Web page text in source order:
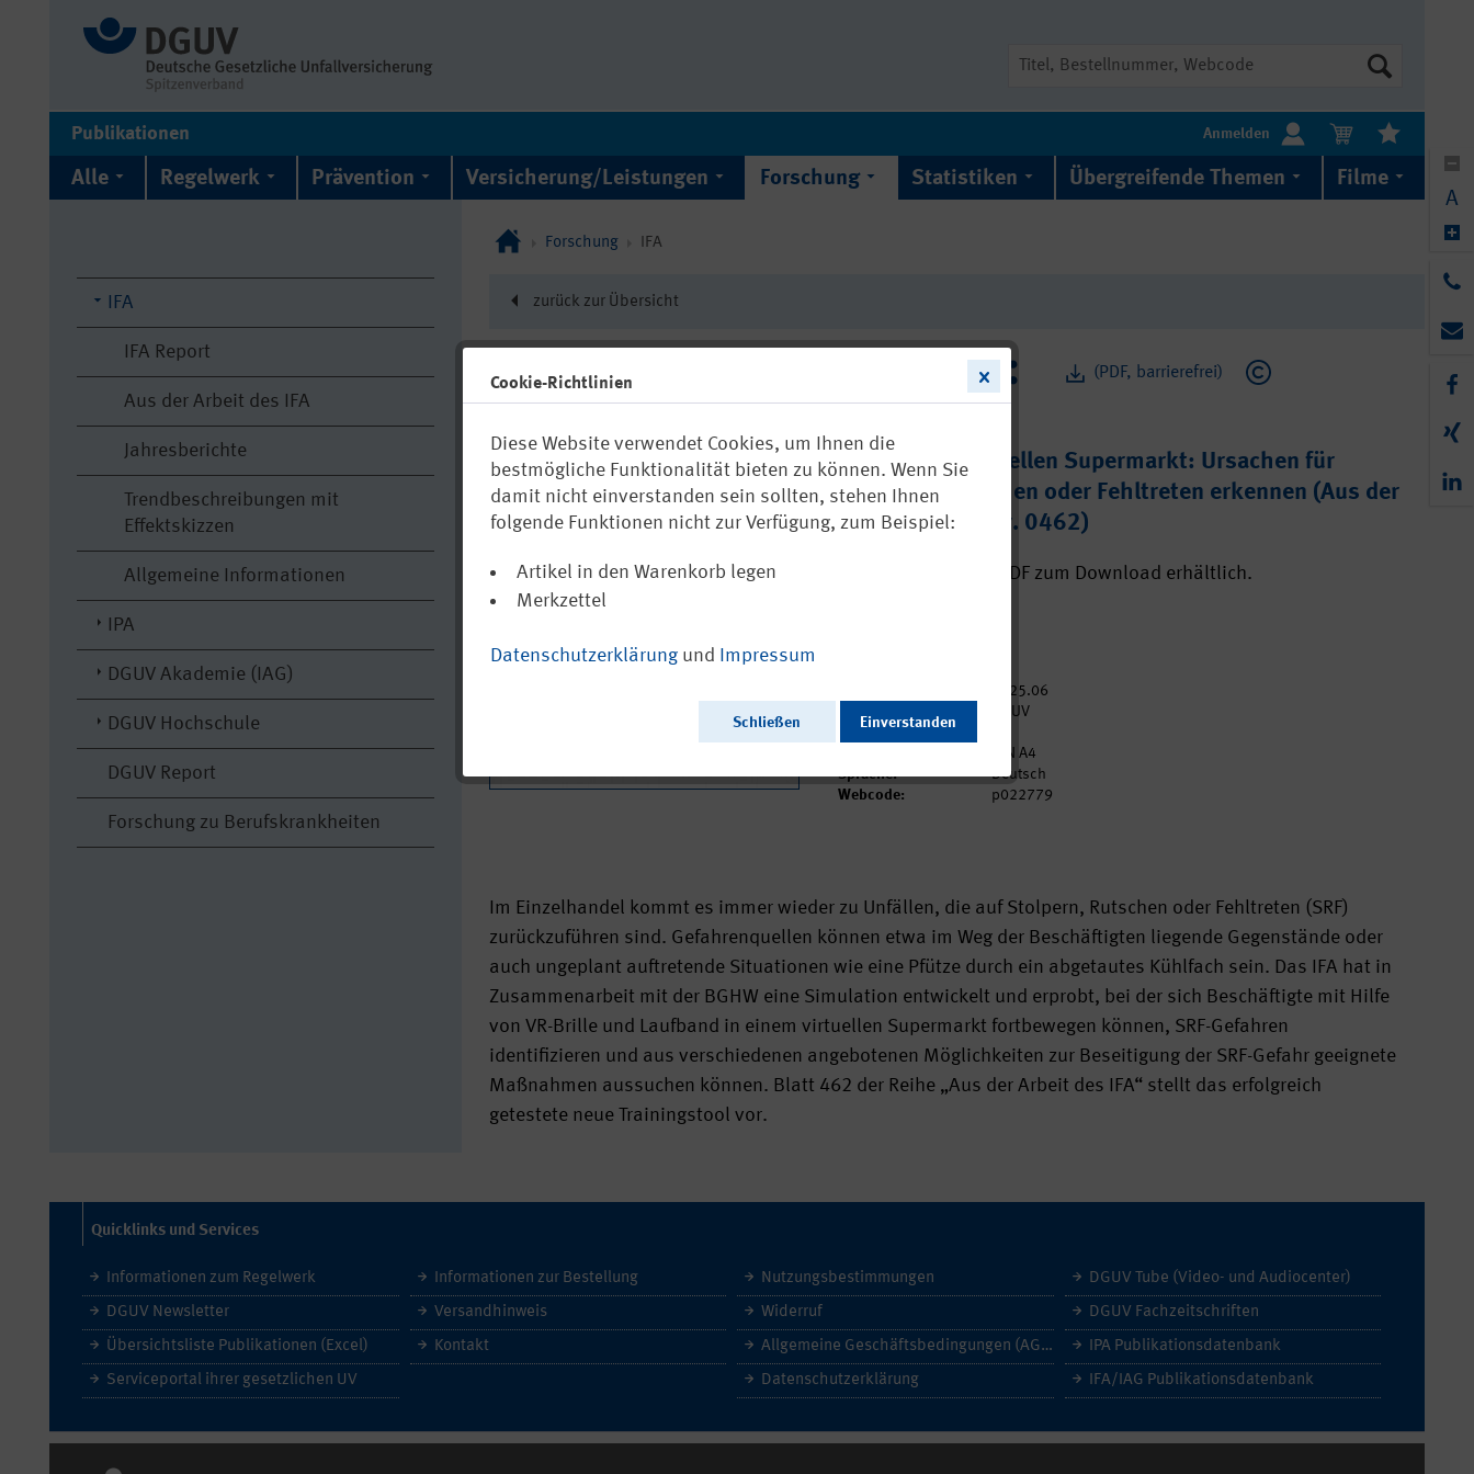
Publikationen Anmelden
Alle Regelwerk Prävention Versicherung/Leistungen Forschung Statistiken Übergreifende Themen Filme
IFA
IFA Report
Aus der Arbeit des IFA
Jahresberichte
Trendbeschreibungen mit
Effektskizzen
Allgemeine Informationen
IPA
DGUV Akademie (IAG)
DGUV Hochschule
DGUV Report
Forschung zu Berufskrankheiten
Forschung IFA
zurück zur Übersicht
(PDF, barrierefrei)
Training im virtuellen Supermarkt: Ursachen für
Stolpern, Rutschen oder Fehltreten erkennen (Aus der
Arbeit des IFA Nr. 0462)
Ausschließlich als PDF zum Download erhältlich.
2025.06
DGUV
DIN A4
Sprache:
Deutsch
Webcode:
p022779
Im Einzelhandel kommt es immer wieder zu Unfällen, die auf Stolpern, Rutschen oder Fehltreten (SRF)
zurückzuführen sind. Gefahrenquellen können etwa im Weg der Beschäftigten liegende Gegenstände oder
auch ungeplant auftretende Situationen wie eine Pfütze durch ein abgetautes Kühlfach sein. Das IFA hat in
Zusammenarbeit mit der BGHW eine Simulation entwickelt und erprobt, bei der sich Beschäftigte mit Hilfe
von VR-Brille und Laufband in einem virtuellen Supermarkt fortbewegen können, SRF-Gefahren
identifizieren und aus verschiedenen angebotenen Möglichkeiten zur Beseitigung der SRF-Gefahr geeignete
Maßnahmen aussuchen können. Blatt 462 der Reihe „Aus der Arbeit des IFA“ stellt das erfolgreich
getestete neue Trainingstool vor.
Quicklinks und Services
Informationen zum Regelwerk
DGUV Newsletter
Übersichtsliste Publikationen (Excel)
Serviceportal ihrer gesetzlichen UV
Informationen zur Bestellung
Versandhinweis
Kontakt
Nutzungsbestimmungen
Widerruf
Allgemeine Geschäftsbedingungen (AGB)
Datenschutzerklärung
DGUV Tube (Video- und Audiocenter)
DGUV Fachzeitschriften
IPA Publikationsdatenbank
IFA/IAG Publikationsdatenbank
A
Cookie-Richtlinien
Diese Website verwendet Cookies, um Ihnen die
bestmögliche Funktionalität bieten zu können. Wenn Sie
damit nicht einverstanden sein sollten, stehen Ihnen
folgende Funktionen nicht zur Verfügung, zum Beispiel:
Artikel in den Warenkorb legen
Merkzettel
Datenschutzerklärung und Impressum
Schließen Einverstanden